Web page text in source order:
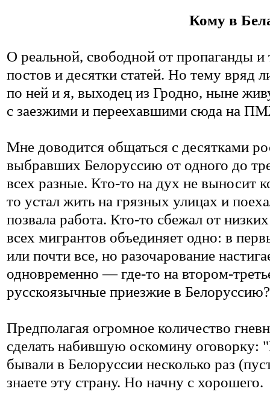
Кому в
О реальной, свободной от пропаганды
постов и десятки статей. Но тему вряд
по ней и я, выходец из Гродно, ныне
с заезжими и переехавшими сюда на
Мне доводится общаться с десятками
выбравших Белоруссию от одного до
всех разные. Кто-то на дух не выносит
то устал жить на грязных улицах и
позвала работа. Кто-то сбежал от
всех мигрантов объединяет одно: в
или почти все, но разочарование
одновременно — где-то на втором-
русскоязычные приезжие в Белоруссию?
Предполагая огромное количество
сделать набившую оскомину оговорку:
бывали в Белоруссии несколько раз
знаете эту страну. Но начну с хорошего.